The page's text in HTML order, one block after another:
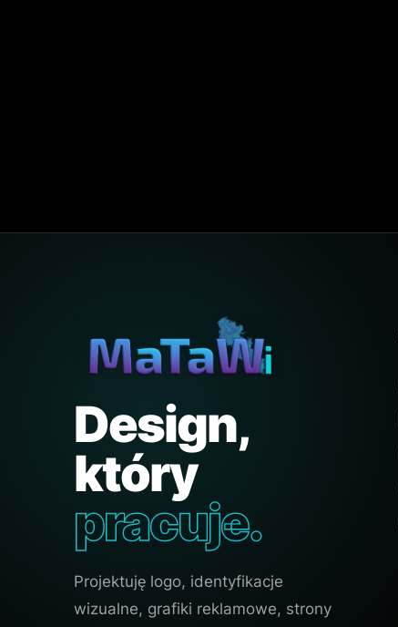
Design,
który
pracuje.
Projektuję logo, identyfikacje
wizualne, grafiki reklamowe, strony